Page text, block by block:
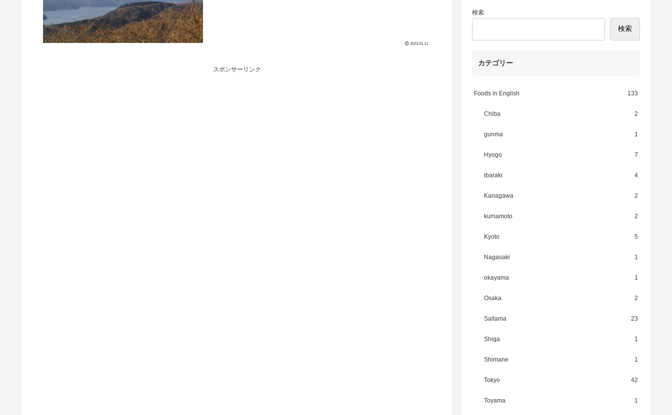
2023.01.11
スポンサーリンク
検索
検索
カテゴリー
Foods in English 133
Chiba 2
gunma 1
Hyogo 7
ibaraki 4
Kanagawa 2
kumamoto 2
Kyoto 5
Nagasaki 1
okayama 1
Osaka 2
Saitama 23
Shiga 1
Shimane 1
Tokyo 42
Toyama 1